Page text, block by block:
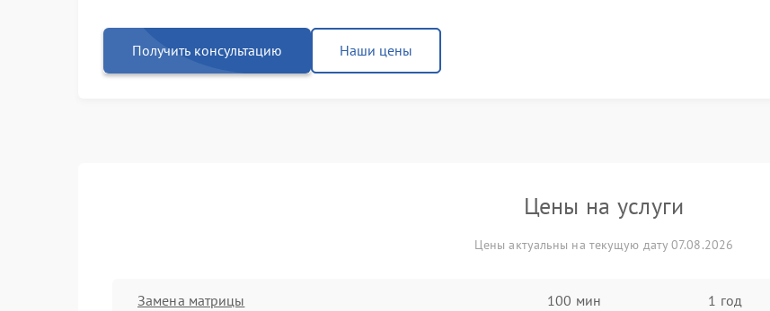
Получить консультацию Наши цены
Цены на услуги
Цены актуальны на текущую дату 07.08.2026
Замена матрицы 100 мин 1 год